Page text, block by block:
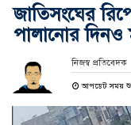
জাতিসংঘের
পালানোর দিনও
নিজস্ব প্রতিবেদক
আপডেট সময়